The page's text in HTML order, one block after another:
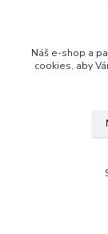
Kontakty
Náš e-shop a
cookies, aby